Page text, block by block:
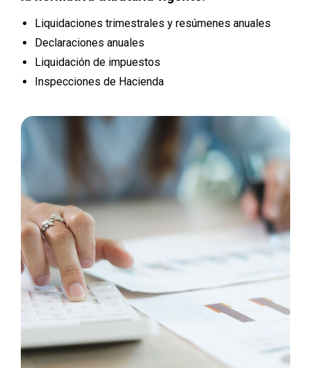
Liquidaciones trimestrales y resúmenes anuales
Declaraciones anuales
Liquidación de impuestos
Inspecciones de Hacienda